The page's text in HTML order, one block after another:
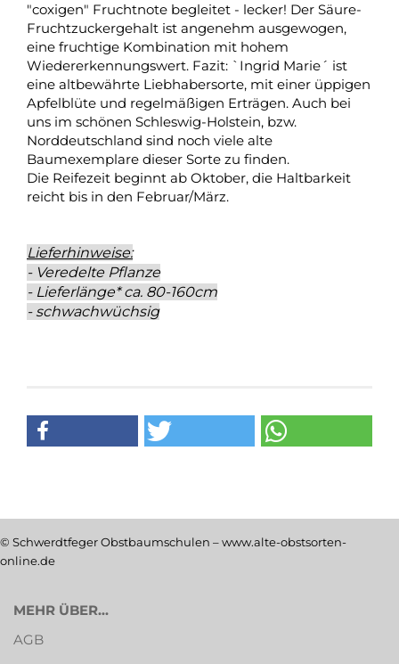
"coxigen" Fruchtnote begleitet - lecker! Der Säure-
Fruchtzuckergehalt ist angenehm ausgewogen,
eine fruchtige Kombination mit hohem
Wiedererkennungswert. Fazit: `Ingrid Marie´ ist
eine altbewährte Liebhabersorte, mit einer üppigen
Apfelblüte und regelmäßigen Erträgen. Auch bei
uns im schönen Schleswig-Holstein, bzw.
Norddeutschland sind noch viele alte
Baumexemplare dieser Sorte zu finden.
Die Reifezeit beginnt ab Oktober, die Haltbarkeit
reicht bis in den Februar/März.
Lieferhinweise:
- Veredelte Pflanze
- Lieferlänge* ca. 80-160cm
- schwachwüchsig
© Schwerdtfeger Obstbaumschulen – www.alte-obstsorten-
online.de
MEHR ÜBER...
AGB